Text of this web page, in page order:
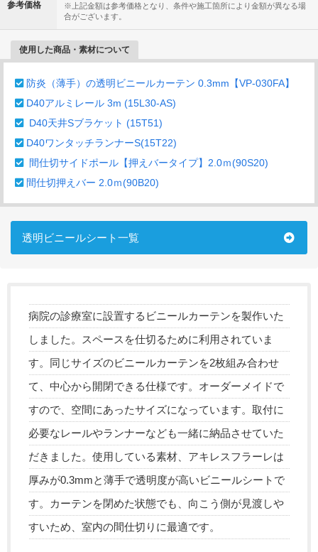
参考価格
※上記金額は参考価格となり、条件や施工箇所により金額が異なる場
合がございます。
使用した商品・素材について
防炎（薄手）の透明ビニールカーテン 0.3mm【VP-030FA】
D40アルミレール 3m (15L30-AS)
D40天井Sブラケット (15T51)
D40ワンタッチランナーS(15T22)
間仕切サイドポール【押えバータイプ】2.0ｍ(90S20)
間仕切押えバー 2.0ｍ(90B20)
透明ビニールシート一覧
病院の診療室に設置するビニールカーテンを製作いた
しました。スペースを仕切るために利用されていま
す。同じサイズのビニールカーテンを2枚組み合わせ
て、中心から開閉できる仕様です。オーダーメイドで
すので、空間にあったサイズになっています。取付に
必要なレールやランナーなども一緒に納品させていた
だきました。使用している素材、アキレスフラーレは
厚みが0.3mmと薄手で透明度が高いビニールシートで
す。カーテンを閉めた状態でも、向こう側が見渡しや
すいため、室内の間仕切りに最適です。